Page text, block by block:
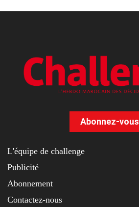
Abonnez-vous
L'équipe de challenge
Publicité
Abonnement
Contactez-nous